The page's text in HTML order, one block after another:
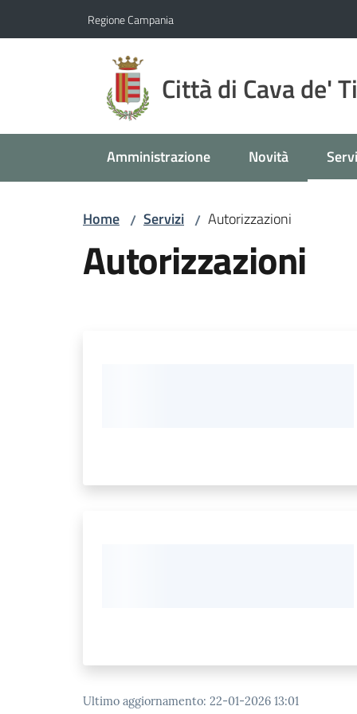
Regione Campania
Città di Cava de'
Amministrazione Novità
Home / Servizi / Autorizzazioni
Autorizzazioni
Ultimo aggiornamento: 22-01-2026 13:01